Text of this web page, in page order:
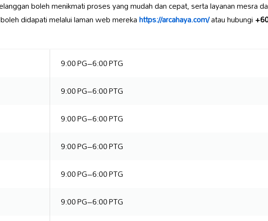
boleh menikmati proses yang mudah dan cepat, serta layanan mesra
didapati melalui laman web merekahttps://arcahaya.com/atau hubungi
9:00 PG–6:00 PTG
9:00 PG–6:00 PTG
9:00 PG–6:00 PTG
9:00 PG–6:00 PTG
9:00 PG–6:00 PTG
9:00 PG–6:00 PTG